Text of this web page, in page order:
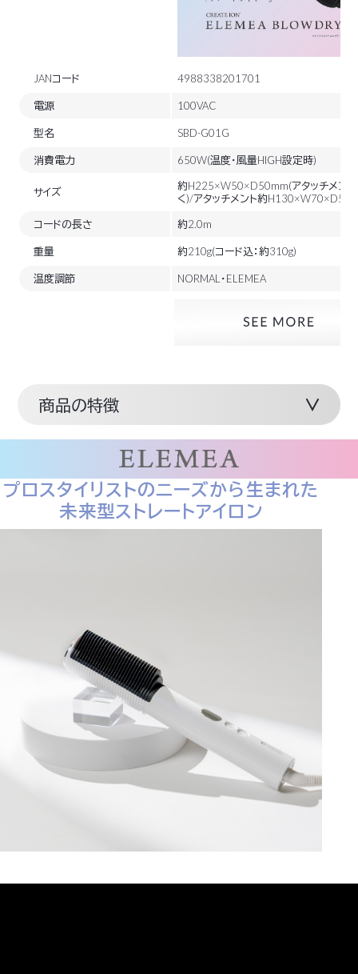
JANコード 4988338201701
電源 100VAC
型名 SBD-G01G
消費電力 650W(温度・風量HIGH設定時)
サイズ
約H225×W50×D50mm(アタッチメント
く)/アタッチメント約
コードの長さ
約2.0m
重量 約210g(コード込：約310g)
温度調節 NORMAL・ELEMEA
商品の特徴
プロスタイリストのニーズから生まれた
未来型ストレートアイロン